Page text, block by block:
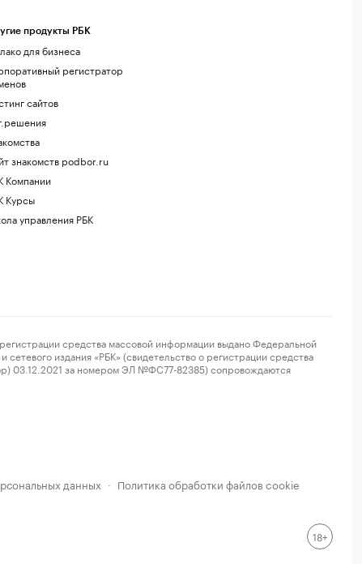
продукты РБК
для бизнеса
регистратор
сайтов
знакомств podbor.ru
Компании
Курсы
управления РБК
средства массовой информации выдано Федеральной
издания «РБК» (свидетельство о регистрации средства
03.12.2021 за номером ЭЛ №ФС77-82385) сопровождаются
данных · Политика обработки файлов cookie
18+